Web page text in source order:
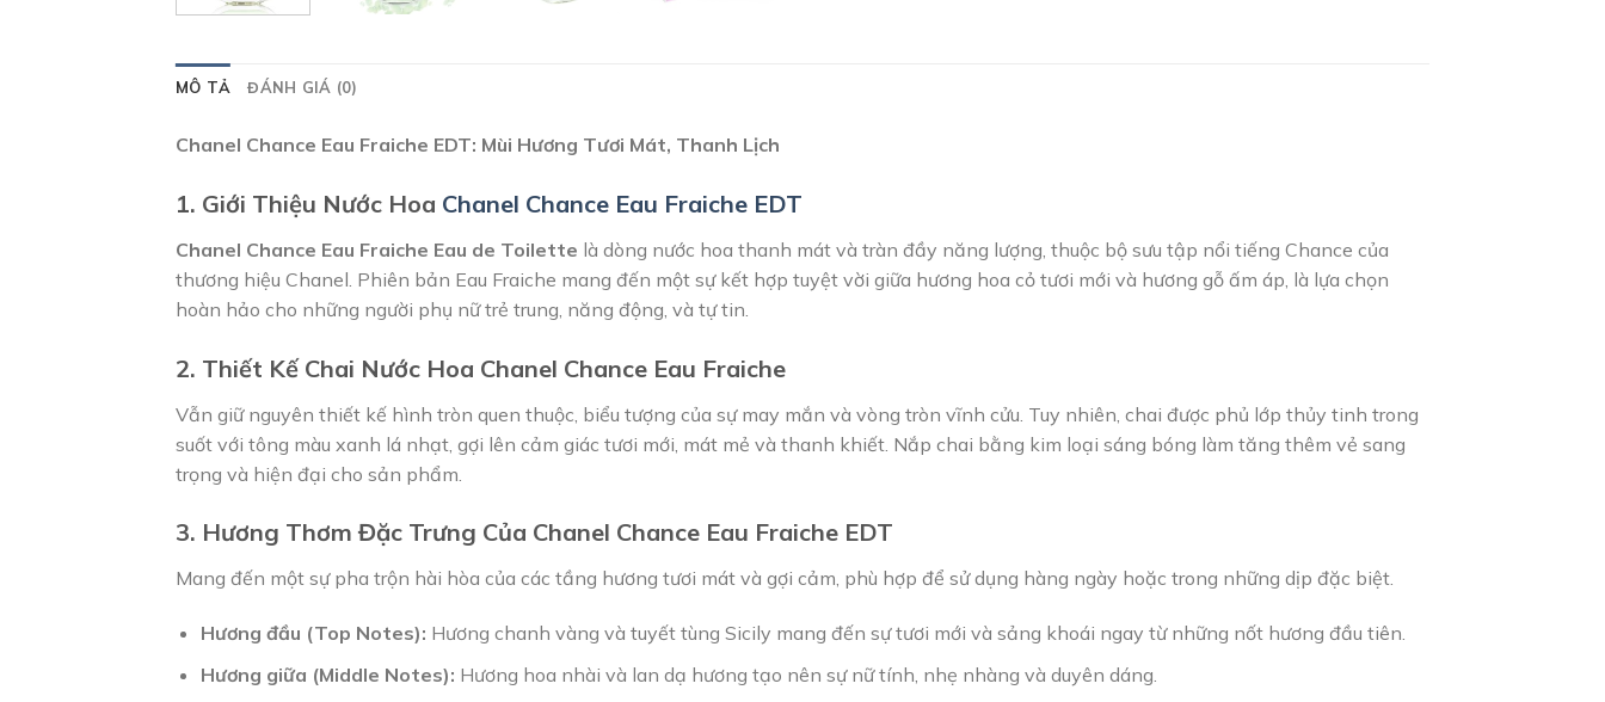
MÔ TẢ ĐÁNH GIÁ (0)
Chanel Chance Eau Fraiche EDT: Mùi Hương Tươi Mát, Thanh Lịch
1. Giới Thiệu Nước Hoa Chanel Chance Eau Fraiche EDT
Chanel Chance Eau Fraiche Eau de Toilette là dòng nước hoa thanh mát và tràn đầy năng lượng, thuộc bộ sưu tập nổi tiếng Chance của
thương hiệu Chanel. Phiên bản Eau Fraiche mang đến một sự kết hợp tuyệt vời giữa hương hoa cỏ tươi mới và hương gỗ ấm áp, là lựa chọn
hoàn hảo cho những người phụ nữ trẻ trung, năng động, và tự tin.
2. Thiết Kế Chai Nước Hoa Chanel Chance Eau Fraiche
Vẫn giữ nguyên thiết kế hình tròn quen thuộc, biểu tượng của sự may mắn và vòng tròn vĩnh cửu. Tuy nhiên, chai được phủ lớp thủy tinh trong
suốt với tông màu xanh lá nhạt, gợi lên cảm giác tươi mới, mát mẻ và thanh khiết. Nắp chai bằng kim loại sáng bóng làm tăng thêm vẻ sang
trọng và hiện đại cho sản phẩm.
3. Hương Thơm Đặc Trưng Của Chanel Chance Eau Fraiche EDT
Mang đến một sự pha trộn hài hòa của các tầng hương tươi mát và gợi cảm, phù hợp để sử dụng hàng ngày hoặc trong những dịp đặc biệt.
Hương đầu (Top Notes): Hương chanh vàng và tuyết tùng Sicily mang đến sự tươi mới và sảng khoái ngay từ những nốt hương đầu tiên.
Hương giữa (Middle Notes): Hương hoa nhài và lan dạ hương tạo nên sự nữ tính, nhẹ nhàng và duyên dáng.